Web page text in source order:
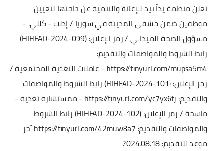
تعلن منظمة يداً بيد للإغاثة والتنمية عن حاجتها لتعيين
موظفين ضمن مشفى المدينة في سوريا / إدلب - كللي. -
مسؤول الصحة الميداني / رمز الإعلان: (HIHFAD-2024-099)
رابط الشروط والمواصفات والتقديم:
https://tinyurl.com/mupsa5m4 - عاملات التغذية المجتمعية /
رمز الإعلان: (HIHFAD-2024-101) رابط الشروط والمواصفات
والتقديم: https://tinyurl.com/yc7yx6tj - ممستشارة تغذية -
ماسحة / رمز الإعلان: (HIHFAD-2024-102) رابط الشروط
والمواصفات والتقديم: https://tinyurl.com/42muw8a7آخر
موعد للتقديم: 2024.08.18